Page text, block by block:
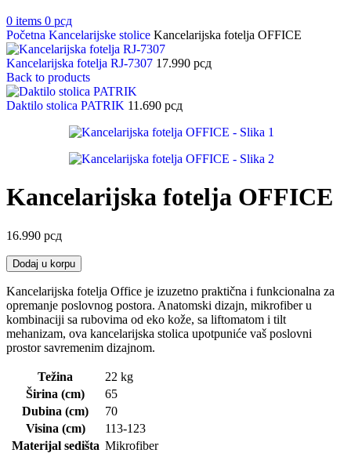
0 items 0 рсд
Početna Kancelarijske stolice Kancelarijska fotelja OFFICE
Kancelarijska fotelja RJ-7307 17.990 рсд
Back to products
Daktilo stolica PATRIK 11.690 рсд
Kancelarijska fotelja OFFICE
16.990 рсд
Dodaj u korpu
Kancelarijska fotelja Office je izuzetno praktična i funkcionalna za
opremanje poslovnog postora. Anatomski dizajn, mikrofiber u
kombinaciji sa rubovima od eko kože, sa liftomatom i tilt
mehanizam, ova kancelarijska stolica upotpuniće vaš poslovni
prostor savremenim dizajnom.
Težina
22 kg
Širina (cm)
65
Dubina (cm)
70
Visina (cm)
113-123
Materijal sedišta Mikrofiber